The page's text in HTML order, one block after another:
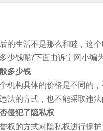
生活不是那么和睦，这个
少钱呢?下面由诉宁网小编
多少钱
构具体的价格是不同的，
法的方式，也不能采取违
犯了隐私权
的方式对隐私权进行保护